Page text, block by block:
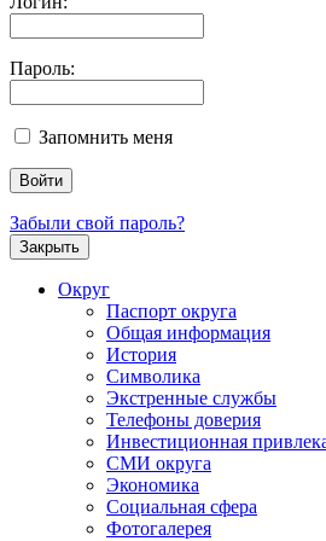
Пароль:
Запомнить меня
Забыли свой пароль?
Закрыть
Округ
Паспорт округа
Общая информация
История
Символика
Экстренные службы
Телефоны доверия
Инвестиционная
СМИ округа
Экономика
Социальная сфера
Фотогалерея